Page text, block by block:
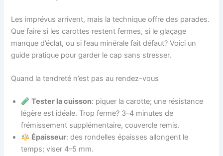
Les imprévus arrivent, mais la technique offre des parades.
Que faire si les carottes restent fermes, si le glaçage
manque d’éclat, ou si l’eau minérale fait défaut? Voici un
guide pratique pour garder le cap sans stresser.
Quand la tendreté n’est pas au rendez-vous
Tester la cuisson: piquer la carotte; une résistance
légère est idéale. Trop ferme? 3–4 minutes de
frémissement supplémentaire, couvercle remis.
Épaisseur: des rondelles épaisses allongent le
temps; viser 4–5 mm.